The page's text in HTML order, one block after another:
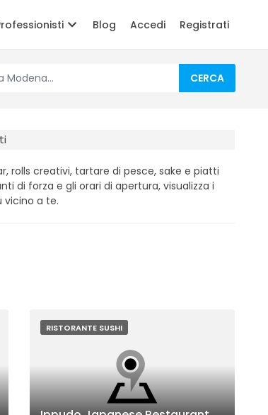
Blog Accedi Registrati
CERCA
rolls creativi, tartare di pesce, sake e piatti
di forza e gli orari di apertura, visualizza i
vicino a te.
RISTORANTE SUSHI